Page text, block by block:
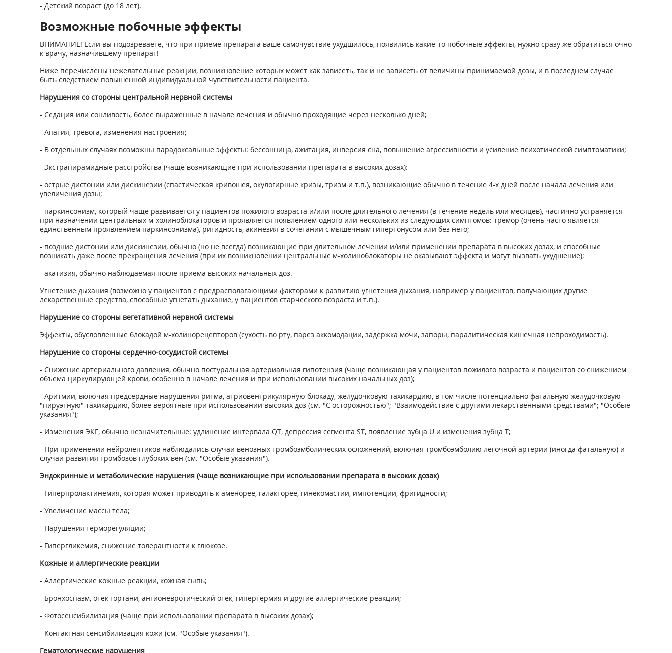
- Детский возраст (до 18 лет).
Возможные побочные эффекты
ВНИМАНИЕ! Если вы подозреваете, что при приеме препарата ваше самочувствие ухудшилось, появились какие-то побочные эффекты, нужно сразу же обратиться очно
к врачу, назначившему препарат!
Ниже перечислены нежелательные реакции, возникновение которых может как зависеть, так и не зависеть от величины принимаемой дозы, и в последнем случае
быть следствием повышенной индивидуальной чувствительности пациента.
Нарушения со стороны центральной нервной системы
- Седация или сонливость, более выраженные в начале лечения и обычно проходящие через несколько дней;
- Апатия, тревога, изменения настроения;
- В отдельных случаях возможны парадоксальные эффекты: бессонница, ажитация, инверсия сна, повышение агрессивности и усиление психотической симптоматики;
- Экстрапирамидные расстройства (чаще возникающие при использовании препарата в высоких дозах):
- острые дистонии или дискинезии (спастическая кривошея, окулогирные кризы, тризм и т.п.), возникающие обычно в течение 4-х дней после начала лечения или
увеличения дозы;
- паркинсонизм, который чаще развивается у пациентов пожилого возраста и/или после длительного лечения (в течение недель или месяцев), частично устраняется
при назначении центральных м-холиноблокаторов и проявляется появлением одного или нескольких из следующих симптомов: тремор (очень часто является
единственным проявлением паркинсонизма), ригидность, акинезия в сочетании с мышечным гипертонусом или без него;
- поздние дистонии или дискинезии, обычно (но не всегда) возникающие при длительном лечении и/или применении препарата в высоких дозах, и способные
возникать даже после прекращения лечения (при их возникновении центральные м-холиноблокаторы не оказывают эффекта и могут вызвать ухудшение);
- акатизия, обычно наблюдаемая после приема высоких начальных доз.
Угнетение дыхания (возможно у пациентов с предрасполагающими факторами к развитию угнетения дыхания, например у пациентов, получающих другие
лекарственные средства, способные угнетать дыхание, у пациентов старческого возраста и т.п.).
Нарушение со стороны вегетативной нервной системы
Эффекты, обусловленные блокадой м-холинорецепторов (сухость во рту, парез аккомодации, задержка мочи, запоры, паралитическая кишечная непроходимость).
Нарушение со стороны сердечно-сосудистой системы
- Снижение артериального давления, обычно постуральная артериальная гипотензия (чаще возникающая у пациентов пожилого возраста и пациентов со снижением
объема циркулирующей крови, особенно в начале лечения и при использовании высоких начальных доз);
- Аритмии, включая предсердные нарушения ритма, атриовентрикулярную блокаду, желудочковую тахикардию, в том числе потенциально фатальную желудочковую
"пируэтную" тахикардию, более вероятные при использовании высоких доз (см. "С осторожностью"; "Взаимодействие с другими лекарственными средствами"; "Особые
указания");
- Изменения ЭКГ, обычно незначительные: удлинение интервала QT, депрессия сегмента ST, появление зубца U и изменения зубца Т;
- При применении нейролептиков наблюдались случаи венозных тромбоэмболических осложнений, включая тромбоэмболию легочной артерии (иногда фатальную) и
случаи развития тромбозов глубоких вен (см. "Особые указания").
Эндокринные и метаболические нарушения (чаще возникающие при использовании препарата в высоких дозах)
- Гиперпролактинемия, которая может приводить к аменорее, галакторее, гинекомастии, импотенции, фригидности;
- Увеличение массы тела;
- Нарушения терморегуляции;
- Гипергликемия, снижение толерантности к глюкозе.
Кожные и аллергические реакции
- Аллергические кожные реакции, кожная сыпь;
- Бронхоспазм, отек гортани, ангионевротический отек, гипертермия и другие аллергические реакции;
- Фотосенсибилизация (чаще при использовании препарата в высоких дозах);
- Контактная сенсибилизация кожи (см. "Особые указания").
Гематологические нарушения